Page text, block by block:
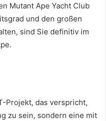
Mutant Ape Yacht Club
und den großen
sind Sie definitiv im
Projekt, das verspricht,
zu sein, sondern eine mit